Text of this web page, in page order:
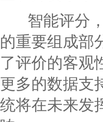
智能评分，
的重要组成部
了评价的客观
更多的数据支
统将在未来发